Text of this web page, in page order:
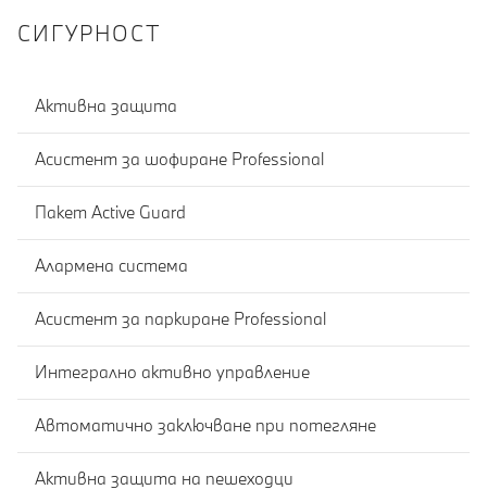
СИГУРНОСТ
Активна защита
Асистент за шофиране Professional
Пакет Active Guard
Алармена система
Асистент за паркиране Professional
Интегрално активно управление
Автоматично заключване при потегляне
Активна защита на пешеходци